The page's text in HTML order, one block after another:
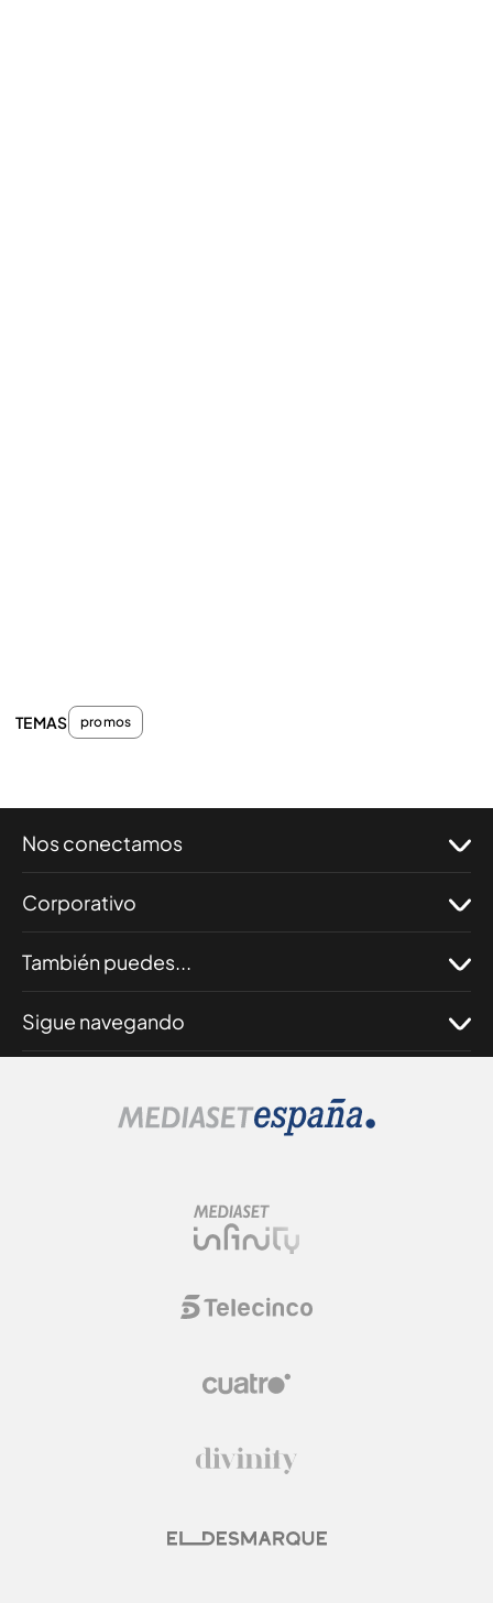
TEMAS promos
Nos conectamos
Corporativo
También puedes...
Sigue navegando